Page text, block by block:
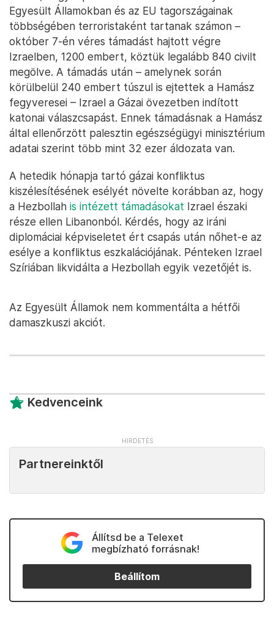
Egyesült Államokban és az EU tagországainak
többségében terroristaként tartanak számon –
október 7-én véres támadást hajtott végre
Izraelben, 1200 embert, köztük legalább 840 civilt
megölve. A támadás után – amelynek során
körülbelül 240 embert túszul is ejtettek a Hamász
fegyveresei – Izrael a Gázai övezetben indított
katonai válaszcsapást. Ennek támadásnak a Hamász
által ellenőrzött palesztin egészségügyi minisztérium
adatai szerint több mint 32 ezer áldozata van.
A hetedik hónapja tartó gázai konfliktus
kiszélesítésének esélyét növelte korábban az, hogy
a Hezbollah is intézett támadásokat Izrael északi
része ellen Libanonból. Kérdés, hogy az iráni
diplomáciai képviseletet ért csapás után nőhet-e az
esélye a konfliktus eszkalációjának. Pénteken Izrael
Szíriában likvidálta a Hezbollah egyik vezetőjét is.
Az Egyesült Államok nem kommentálta a hétfői
damaszkuszi akciót.
Kedvenceink
Partnereinktől
Állítsd be a Telexet
megbízható forrásnak!
Beállítom